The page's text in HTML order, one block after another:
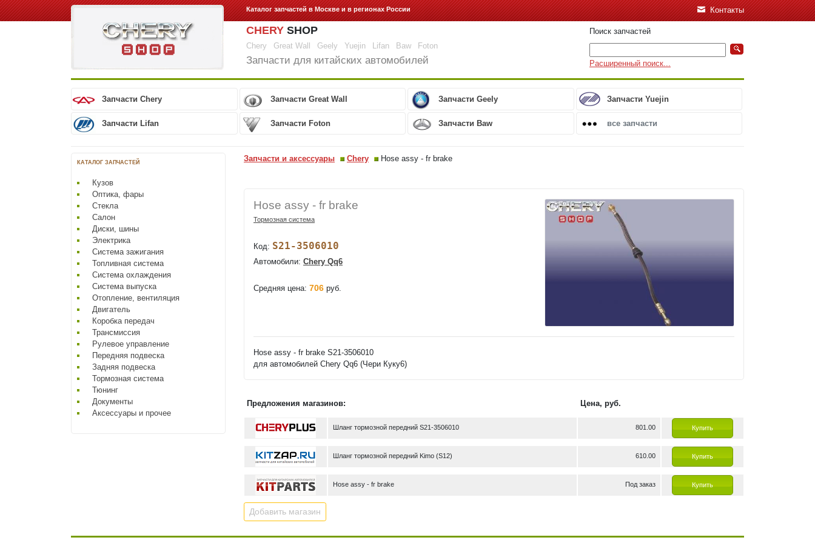
Каталог запчастейв Москве и в регионах России
CHERY SHOP
Chery Great Wall Geely Yuejin Lifan Baw Foton
Запчасти для китайских автомобилей
Контакты
Поиск запчастей
Расширенный поиск...
Запчасти Chery Запчасти Great Wall Запчасти Geely Запчасти Yuejin
Запчасти Lifan Запчасти Foton Запчасти Baw все запчасти
КАТАЛОГ ЗАПЧАСТЕЙ
Кузов
Оптика, фары
Стекла
Салон
Диски, шины
Электрика
Система зажигания
Топливная система
Система охлаждения
Система выпуска
Отопление, вентиляция
Двигатель
Коробка передач
Трансмиссия
Рулевое управление
Передняя подвеска
Задняя подвеска
Тормозная система
Тюнинг
Документы
Аксессуары и прочее
Запчасти и аксессуары Chery Hose assy - fr brake
Hose assy - fr brake
Тормозная система
Код: S21-3506010
Автомобили: Chery Qq6
Средняя цена: 706 руб.
Hose assy - fr brake S21-3506010
для автомобилей Chery Qq6 (Чери Куку6)
Предложения магазинов: Цена, руб.
Шланг тормозной передний S21-3506010 801.00 Купить
Шланг тормозной передний Kimo (S12) 610.00 Купить
Hose assy - fr brake Под заказ Купить
Добавить магазин